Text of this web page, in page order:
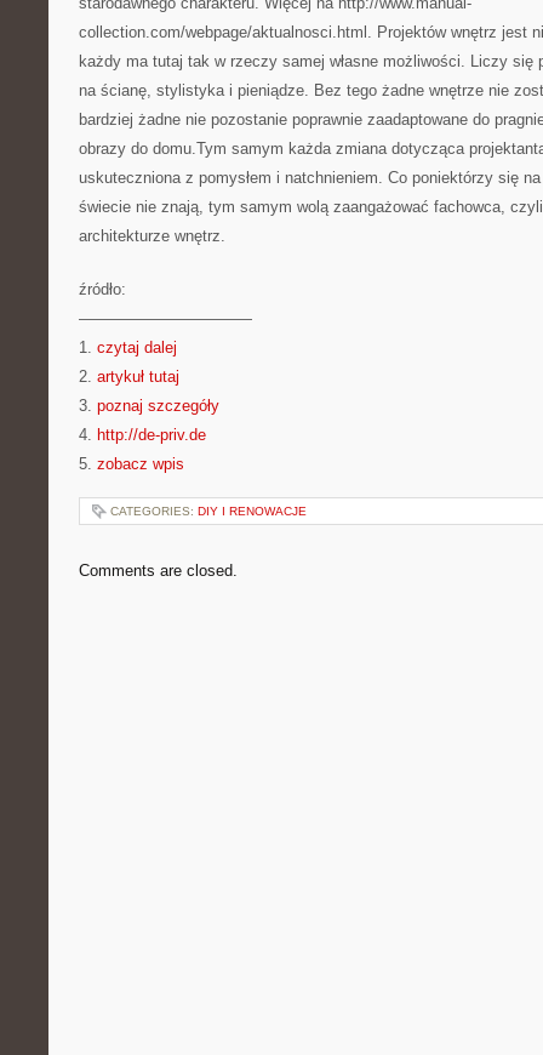
collection.com/webpage/aktualnosci.html. Projektów wnętrz jest
każdy ma tutaj tak w rzeczy samej własne możliwości. Liczy się
na ścianę, stylistyka i pieniądze. Bez tego żadne wnętrze nie
bardziej żadne nie pozostanie poprawnie zaadaptowane do
obrazy do domu.Tym samym każda zmiana dotycząca
uskuteczniona z pomysłem i natchnieniem. Co poniektórzy się
świecie nie znają, tym samym wolą zaangażować fachowca,
architekturze wnętrz.
źródło:
———————————
1. czytaj dalej
2. artykuł tutaj
3. poznaj szczegóły
4. http://de-priv.de
5. zobacz wpis
CATEGORIES: DIY I RENOWACJE
Comments are closed.